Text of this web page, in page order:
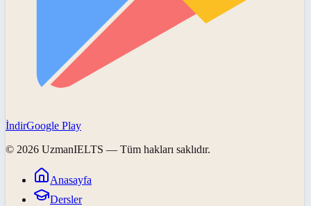
İndirGoogle Play
© 2026 UzmanIELTS — Tüm hakları saklıdır.
Anasayfa
Dersler